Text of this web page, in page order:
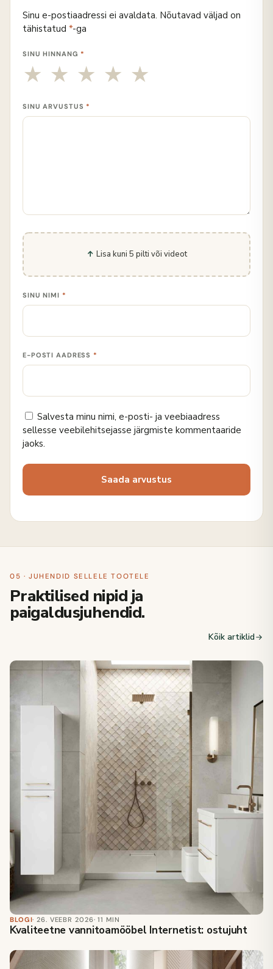
Sinu e-postiaadressi ei avaldata. Nõutavad väljad on
tähistatud *-ga
SINU HINNANG *
SINU ARVUSTUS *
Lisa kuni 5 pilti või videot
SINU NIMI *
E-POSTI AADRESS *
Salvesta minu nimi, e-posti- ja veebiaadress
sellesse veebilehitsejasse järgmiste kommentaaride
jaoks.
05 · JUHENDID SELLELE TOOTELE
Praktilised nipid ja
paigaldusjuhendid.
Kõik artiklid
BLOGI· 26. VEEBR 2026· 11 MIN
Kvaliteetne vannitoamööbel Internetist: ostujuht